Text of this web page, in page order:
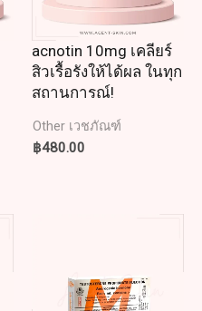
acnotin 10mg เคลียร์
สิวเรื้อรังให้ได้ผล ในทุก
สถานการณ์!
Other เวชภัณฑ์
฿480.00